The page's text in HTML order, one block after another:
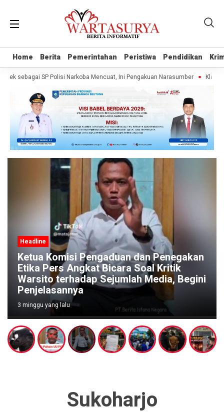
Home Berita Pemerintahan Peristiwa Pendidikan
Home Berita Pemerintahan Peristiwa Pendidikan
sebagai SP Polisi Narkoba Mencuat, Ini Pengakuan Narasumber Klaim
Headline
Ketua Komisi Pengaduan dan Penegakan
Etika Pers Angkat Bicara Soal Kritik
Warsito terhadap Sejumlah Media, Begini
Penjelasannya
3 minggu yang lalu
Sukoharjo